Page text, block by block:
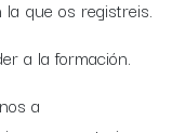
que os registreis.
a la formación.
a